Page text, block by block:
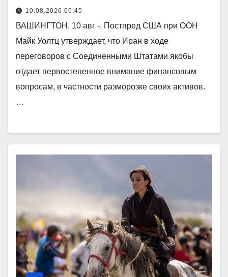
10.08.2026 06:45
ВАШИНГТОН, 10 авг -. Постпред США при ООН
Майк Уолтц утверждает, что Иран в ходе
переговоров с Соединенными Штатами якобы
отдает первостепенное внимание финансовым
вопросам, в частности разморозке своих активов.
…